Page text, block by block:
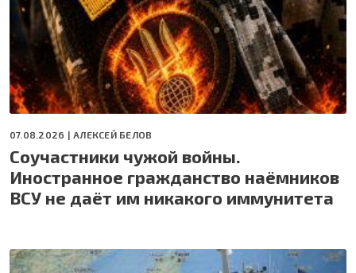
07.08.2026 | АЛЕКСЕЙ БЕЛОВ
Соучастники чужой войны.
Иностранное гражданство наёмников
ВСУ не даёт им никакого иммунитета